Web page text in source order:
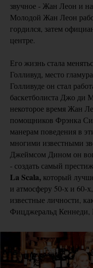
звучное - Жан Леон и
Молодой Жан Леон
гордился, затем
центре.
Его жизнь стала
Голливуд, место
Голливуде он стал
баскетболиста Джо ди
некоторое время Жан
помощников Фрэнка
манерам поведения в
многими известными
Джеймсом Дином он
- создать самый
La Scala, который
и атмосферу 50-х и 60-
известные личности,
Фицджеральд Кеннеди,